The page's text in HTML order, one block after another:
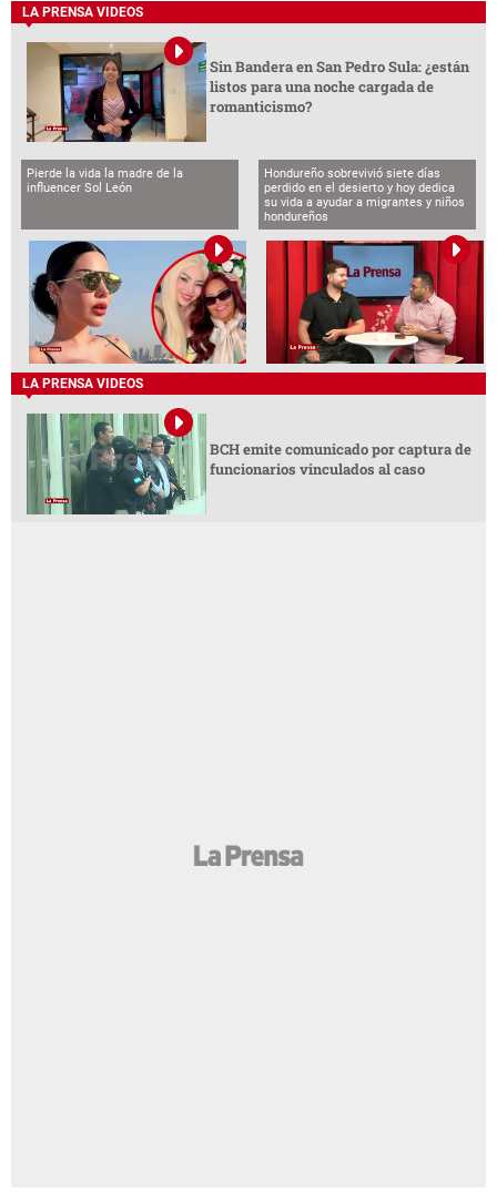
LA PRENSA VIDEOS
Sin Bandera en San Pedro Sula: ¿están
listos para una noche cargada de
romanticismo?
Pierde la vida la madre de la
influencer Sol León
Hondureño sobrevivió siete días
perdido en el desierto y hoy dedica
su vida a ayudar a migrantes y niños
hondureños
LA PRENSA VIDEOS
BCH emite comunicado por captura de
funcionarios vinculados al caso